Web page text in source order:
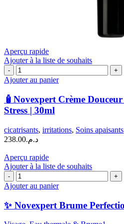
Aperçu rapide
Ajouter à la liste de souhaits
quantité
de
Novexpert
Crème
Douceur
Biotique
Anti-
|
30ml
Ajouter au panier
🧴Novexpert Crème
Stress | 30ml
cicatrisants, irritations, Soins apaisants
د.م.238.00
Aperçu rapide
Ajouter à la liste de souhaits
quantité
de
Novexpert
Brume
Perfection
Ajouter au panier
✨ Novexpert Brume